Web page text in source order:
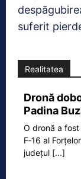
suferit
Realitatea
Dronă
Padina
O dronă a
F‑16 al
județul [...]